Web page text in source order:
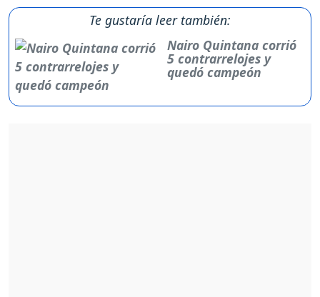
Te gustaría leer también:
Nairo Quintana corrió
5 contrarrelojes y
quedó campeón